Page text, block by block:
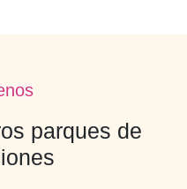
parques de